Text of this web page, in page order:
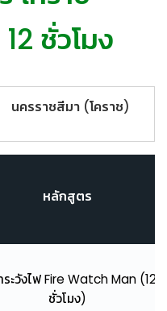
นครราชสีมา (โคราช)
หลักสูตร
ระวังไฟ Fire Watch Man (12
ชั่วโมง)